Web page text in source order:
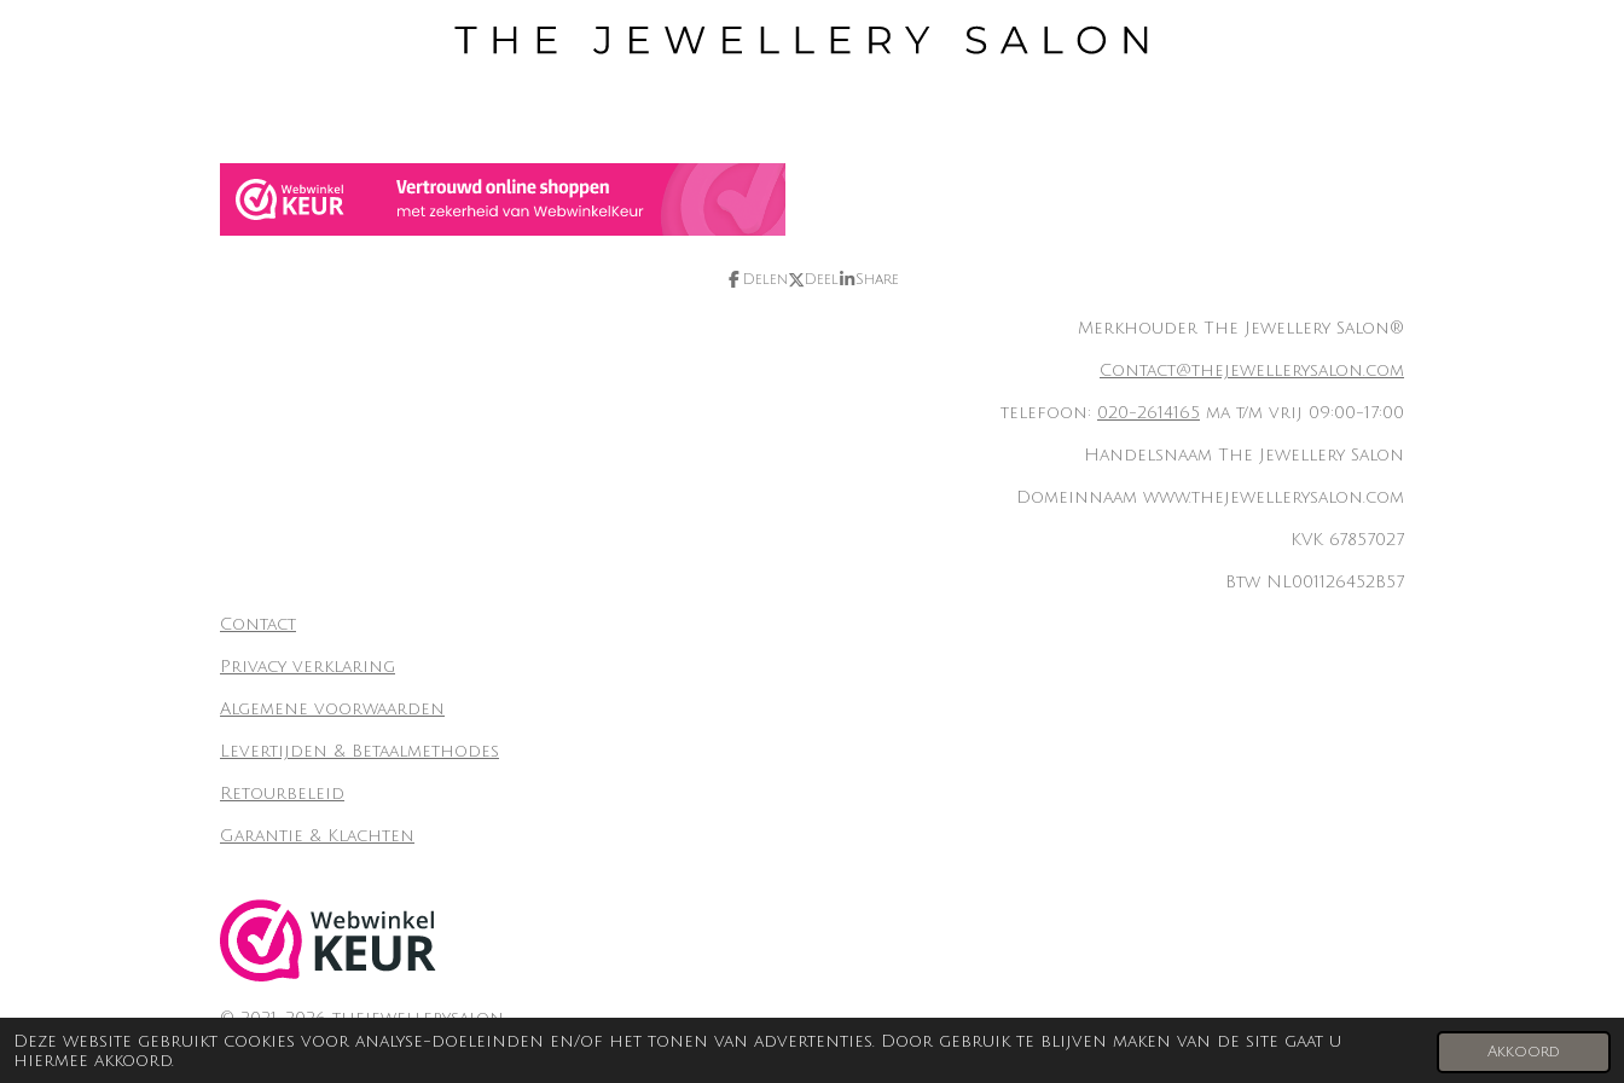
Deze website gebruikt cookies voor analyse-doeleinden en/of het tonen van advertenties. Door gebruik te blijven maken van de site gaat u
hiermee akkoord.
Akkoord
Delen Deel Share
Merkhouder The Jewellery Salon®
Contact@thejewellerysalon.com
telefoon: 020-2614165 ma t/m vrij 09:00-17:00
Handelsnaam The Jewellery Salon
Domeinnaam www.thejewellerysalon.com
KVK 67857027
Btw NL001126452B57
Contact
Privacy verklaring
Algemene voorwaarden
Levertijden & Betaalmethodes
Retourbeleid
Garantie & Klachten
© 2021-2026 thejewellerysalon.